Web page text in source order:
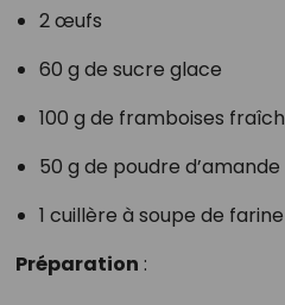
2 œufs
60 g de sucre glace
100 g de framboises
50 g de poudre d’amande
1 cuillère à soupe de
Préparation :